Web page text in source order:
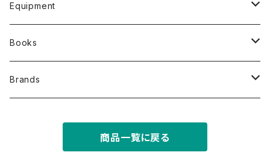
Equipment
Wetsuits and clothing
Backpscks
Harnesses & Accessories
Books
オリジナル写真集
Brands
商品一覧に戻る